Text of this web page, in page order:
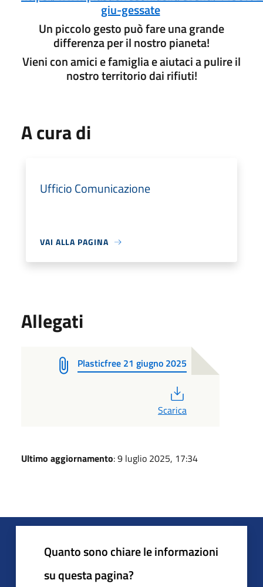
giu-gessate
Un piccolo gesto può fare una grande
differenza per il nostro pianeta!
Vieni con amici e famiglia e aiutaci a pulire il
nostro territorio dai rifiuti!
A cura di
Ufficio Comunicazione
VAI ALLA PAGINA
Allegati
Plasticfree 21 giugno 2025
Scarica
Ultimo aggiornamento: 9 luglio 2025, 17:34
Quanto sono chiare le informazioni
su questa pagina?